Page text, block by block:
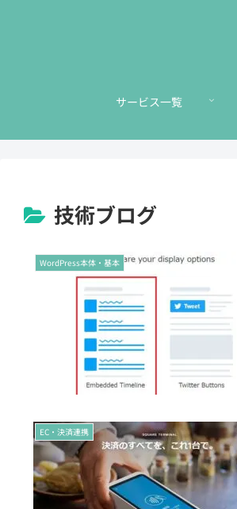
サービス一覧
技術ブログ
WordPress本体・基本
EC・決済連携